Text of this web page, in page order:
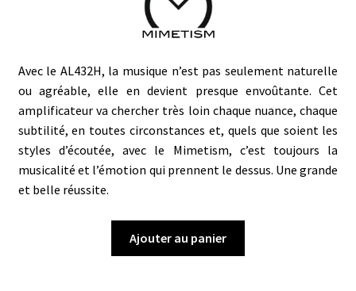
Avec le AL432H, la musique n’est pas seulement naturelle
ou agréable, elle en devient presque envoûtante. Cet
amplificateur va chercher très loin chaque nuance, chaque
subtilité, en toutes circonstances et, quels que soient les
styles d’écoutée, avec le Mimetism, c’est toujours la
musicalité et l’émotion qui prennent le dessus. Une grande
et belle réussite.
Ajouter au panier